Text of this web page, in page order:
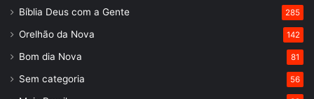
Bíblia Deus com a Gente 285
Orelhão da Nova 142
Bom dia Nova 81
Sem categoria 56